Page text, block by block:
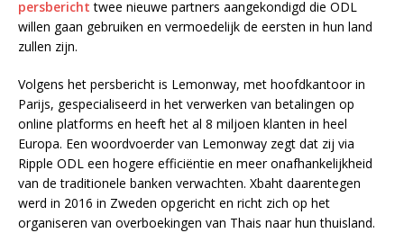
persbericht twee nieuwe partners aangekondigd die ODL
willen gaan gebruiken en vermoedelijk de eersten in hun land
zullen zijn.
Volgens het persbericht is Lemonway, met hoofdkantoor in
Parijs, gespecialiseerd in het verwerken van betalingen op
online platforms en heeft het al 8 miljoen klanten in heel
Europa. Een woordvoerder van Lemonway zegt dat zij via
Ripple ODL een hogere efficiëntie en meer onafhankelijkheid
van de traditionele banken verwachten. Xbaht daarentegen
werd in 2016 in Zweden opgericht en richt zich op het
organiseren van overboekingen van Thais naar hun thuisland.